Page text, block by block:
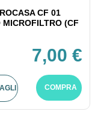
CF 01
MICROFILTRO (CF
7,00 €
COMPRA